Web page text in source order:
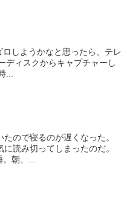
しようかなと思ったら、テレ
ディスクからキャプチャーし
...
ので寝るのが遅くなった。
読み切ってしまったのだ。
朝、...